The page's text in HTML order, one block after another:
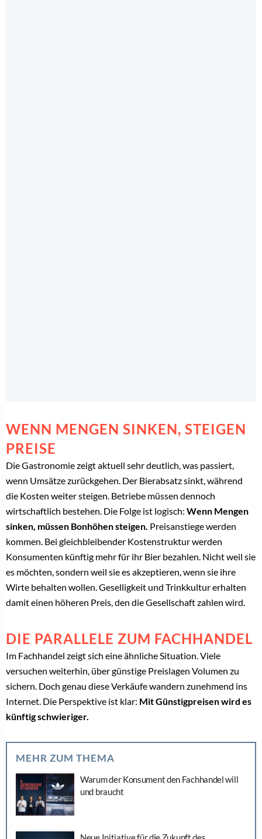
WENN MENGEN SINKEN, STEIGEN
PREISE
Die Gastronomie zeigt aktuell sehr deutlich, was passiert,
wenn Umsätze zurückgehen. Der Bierabsatz sinkt, während
die Kosten weiter steigen. Betriebe müssen dennoch
wirtschaftlich bestehen. Die Folge ist logisch: Wenn Mengen
sinken, müssen Bonhöhen steigen. Preisanstiege werden
kommen. Bei gleichbleibender Kostenstruktur werden
Konsumenten künftig mehr für ihr Bier bezahlen. Nicht weil sie
es möchten, sondern weil sie es akzeptieren, wenn sie ihre
Wirte behalten wollen. Geselligkeit und Trinkkultur erhalten
damit einen höheren Preis, den die Gesellschaft zahlen wird.
DIE PARALLELE ZUM FACHHANDEL
Im Fachhandel zeigt sich eine ähnliche Situation. Viele
versuchen weiterhin, über günstige Preislagen Volumen zu
sichern. Doch genau diese Verkäufe wandern zunehmend ins
Internet. Die Perspektive ist klar: Mit Günstigpreisen wird es
künftig schwieriger.
MEHR ZUM THEMA
Warum der Konsument den Fachhandel will
und braucht